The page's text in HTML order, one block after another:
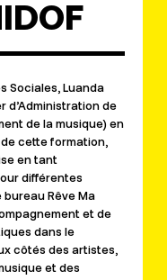
Sociales, Luanda
d’Administration de
de la musique) en
de cette formation,
en tant
différentes
bureau Rêve Ma
et de
dans le
côtés des artistes,
et des